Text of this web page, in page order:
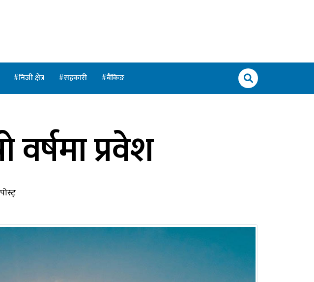
निजी क्षेत्र सहकारी बैंकिङ
वर्षमा प्रवेश